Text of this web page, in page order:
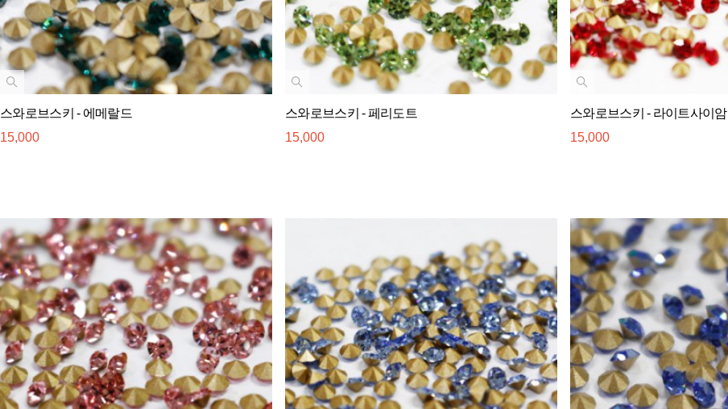
스와로브스키 - 에메랄드
15,000
스와로브스키 - 페리도트
15,000
스와로브스키 - 라이트사이암
15,000